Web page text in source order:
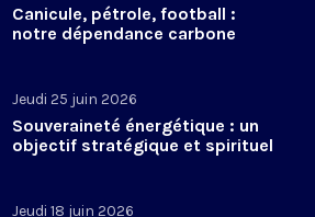
Canicule, pétrole, football :
notre dépendance carbone
Jeudi 25 juin 2026
Souveraineté énergétique : un
objectif stratégique et spirituel
Jeudi 18 juin 2026